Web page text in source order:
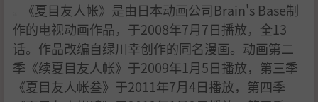
《夏目友人帐》是由日本动画公司Brain's Base制
作的电视动画作品，于2008年7月7日播放，全13
话。作品改编自绿川幸创作的同名漫画。动画第二
季《续夏目友人帐》于2009年1月5日播放，第三季
《夏目友人帐叁》于2011年7月4日播放，第四季